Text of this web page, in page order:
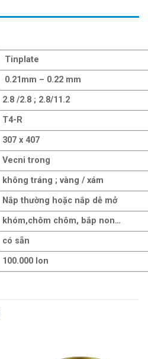
Tinplate
0.21mm – 0.22 mm
2.8 /2.8 ; 2.8/11.2
T4-R
307 x 407
Vecni trong
không tráng ; vàng / xám
Nắp thường hoặc nắp dễ mở
khóm,chôm chôm, bắp non…
có sẵn
100.000 lon